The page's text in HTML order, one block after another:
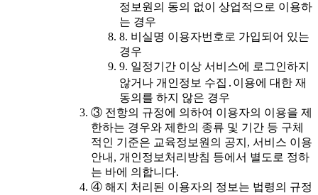
정보원의 동의 없이 상업적으로 이용하
는 경우
8. 비실명 이용자번호로 가입되어 있는
경우
9. 일정기간 이상 서비스에 로그인하지
않거나 개인정보 수집․이용에 대한 재
동의를 하지 않은 경우
③ 전항의 규정에 의하여 이용자의 이용을 제
한하는 경우와 제한의 종류 및 기간 등 구체
적인 기준은 교육정보원의 공지, 서비스 이용
안내, 개인정보처리방침 등에서 별도로 정하
는 바에 의합니다.
④ 해지 처리된 이용자의 정보는 법령의 규정